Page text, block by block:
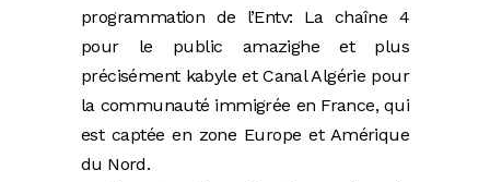
programmation de l’Entv: La chaîne 4
pour le public amazighe et plus
précisément kabyle et Canal Algérie pour
la communauté immigrée en France, qui
est captée en zone Europe et Amérique
du Nord.